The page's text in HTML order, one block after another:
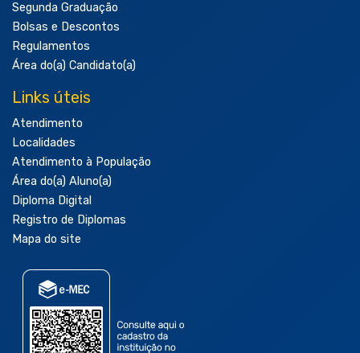
Segunda Graduação
Bolsas e Descontos
Regulamentos
Área do(a) Candidato(a)
Links úteis
Atendimento
Localidades
Atendimento à População
Área do(a) Aluno(a)
Diploma Digital
Registro de Diplomas
Mapa do site